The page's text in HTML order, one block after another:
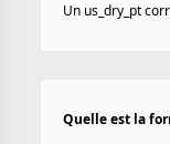
Un us_dry_pt
Quelle est la